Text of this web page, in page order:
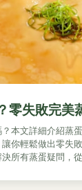
零失敗完美
本文詳細介紹蒸
你輕鬆做出零失
所有蒸蛋疑問，